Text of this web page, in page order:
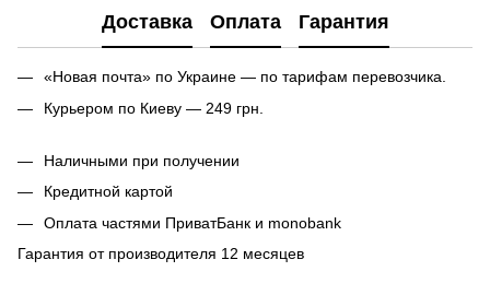
Доставка Оплата Гарантия
«Новая почта» по Украине — по тарифам перевозчика.
Курьером по Киеву — 249 грн.
Наличными при получении
Кредитной картой
Оплата частями ПриватБанк и monobank
Гарантия от производителя 12 месяцев